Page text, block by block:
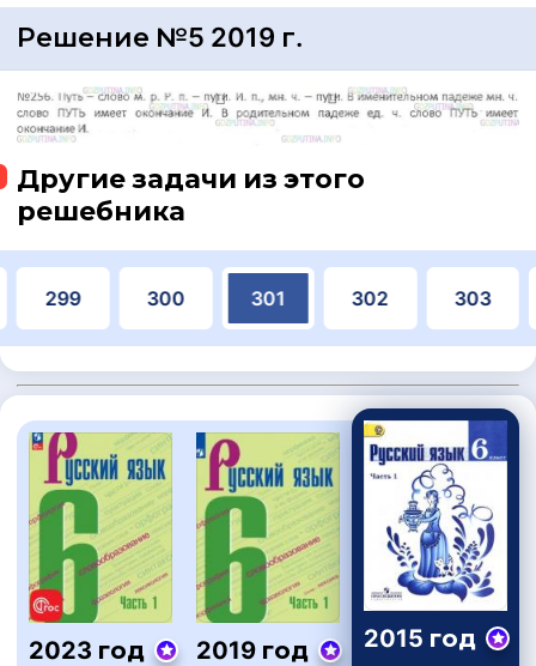
Решение №5 2019 г.
Другие задачи из этого
решебника
299 300 301 302 303
2023 год 2019 год 2015 год